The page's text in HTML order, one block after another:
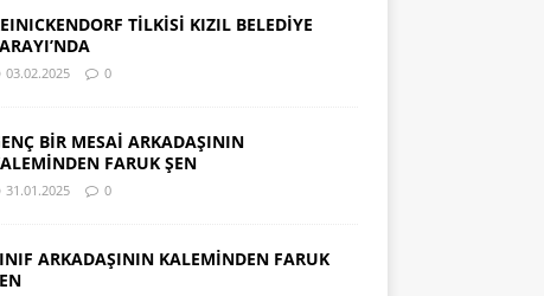
TİLKİSİ KIZIL BELEDİYE
03.02.2025 0
BİR MESAİ ARKADAŞININ
FARUK ŞEN
31.01.2025 0
ARKADAŞININ KALEMİNDEN FARUK